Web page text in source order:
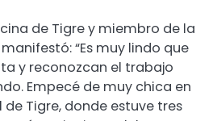
de Tigre y miembro de la
“Es muy lindo que
y reconozcan el trabajo
Empecé de muy chica en
de Tigre, donde estuve tres